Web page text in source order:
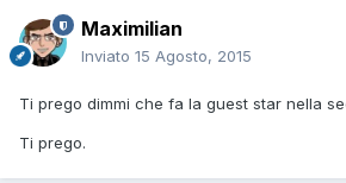
Maximilian
Inviato 15 Agosto, 2015
Ti prego dimmi che fa la guest star nella
Ti prego.